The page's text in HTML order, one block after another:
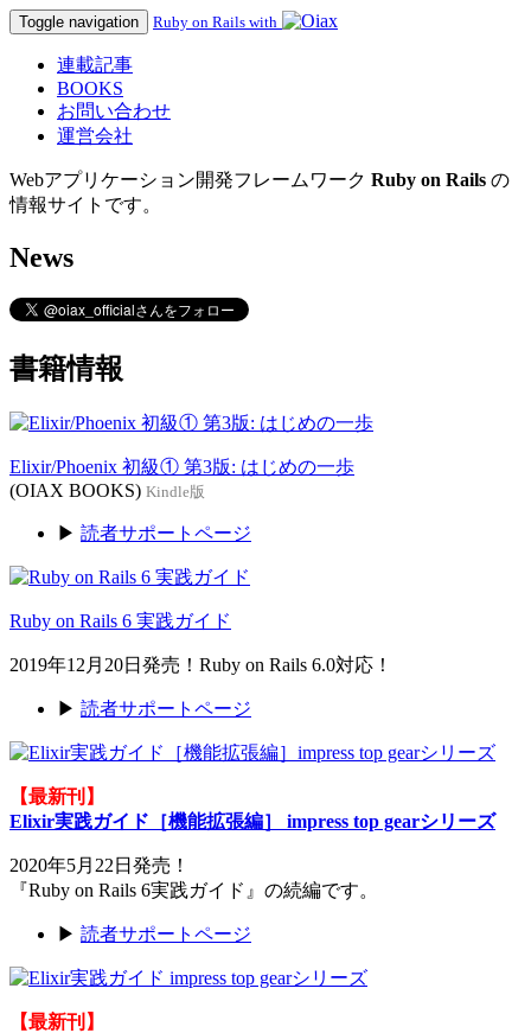
Toggle navigation Ruby on Rails with
連載記事
BOOKS
お問い合わせ
運営会社
Webアプリケーション開発フレームワーク Ruby on Rails の
情報サイトです。
News
書籍情報
Elixir/Phoenix 初級① 第3版: はじめの一歩
(OIAX BOOKS) Kindle版
▶ 読者サポートページ
Ruby on Rails 6 実践ガイド
2019年12月20日発売！Ruby on Rails 6.0対応！
▶ 読者サポートページ
【最新刊】
Elixir実践ガイド［機能拡張編］ impress top gearシリーズ
2020年5月22日発売！
『Ruby on Rails 6実践ガイド』の続編です。
▶ 読者サポートページ
【最新刊】